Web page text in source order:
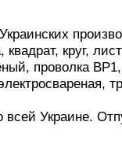
квадрат, круг,
проволка
Украине.